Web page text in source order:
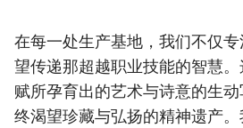
在每一处生产基地，我们不仅
望传递那超越职业技能的智慧
赋所孕育出的艺术与诗意的生
终渴望珍藏与弘扬的精神遗产